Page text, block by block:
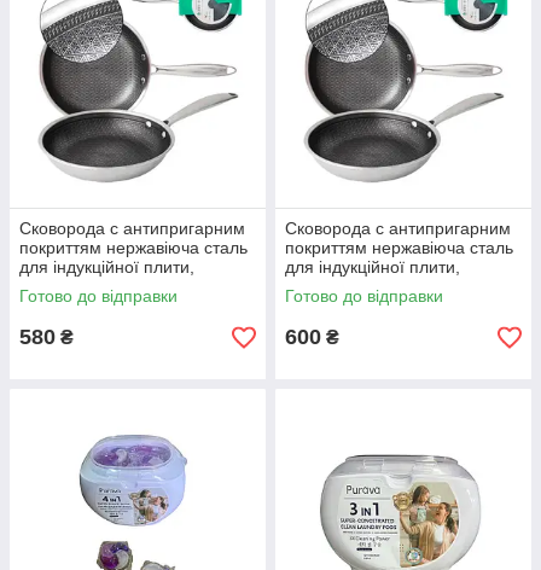
Сковорода с антипригарним
покриттям нержавіюча сталь
для індукційної плити,
універсальна сковорода для
смаження 26см
Готово до відправки
580 ₴
Сковорода с антипригарним
покриттям нержавіюча сталь
для індукційної плити,
універсальна сковорода для
смаження 28см
Готово до відправки
600 ₴